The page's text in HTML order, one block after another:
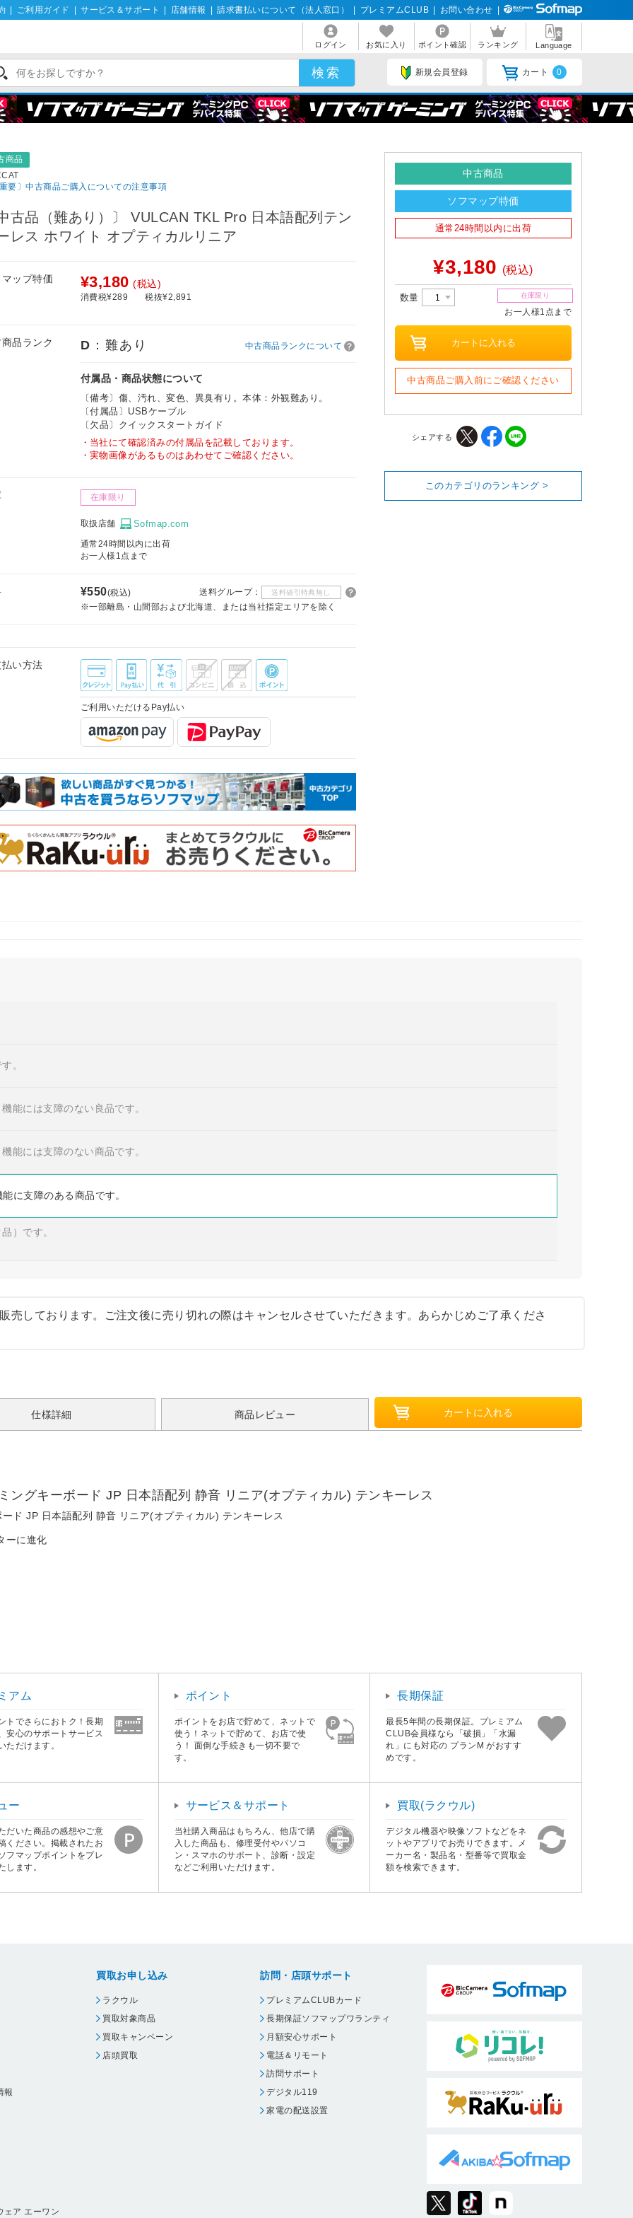
ご利用ガイド サービス＆サポート 店舗情報 請求書払いについて（法人窓口） プレミアムCLUB お問い合わせ
ログイン お気に入り ポイント確認 ランキング Language
新規会員登録 カート 0
商品
要〕中古商品ご購入についての注意事項
古品（難あり）〕 VULCAN TKL Pro 日本語配列テン
レス ホワイト オプティカルリニア
ップ特価 ¥3,180 (税込)
消費税¥289 税抜¥2,891
品ランク D ：難あり 中古商品ランクについて
付属品・商品状態について
〔備考〕傷、汚れ、変色、異臭有り。本体：外観難あり。
〔付属品〕USBケーブル
〔欠品〕クイックスタートガイド
当社にて確認済みの付属品を記載しております。
実物画像があるものはあわせてご確認ください。
在庫限り
取扱店舗 Sofmap.com
通常24時間以内に出荷
お一人様1点まで
¥550(税込) 送料グループ： 送料値引特典無し
※一部離島・山間部および北海道、または当社指定エリアを除く
い方法
ご利用いただけるPay払い
中古商品
ソフマップ特価
通常24時間以内に出荷
¥3,180 (税込)
数量 在庫限り
お一人様1点まで
中古商品ご購入前にご確認ください
シェアする
このカテゴリのランキング >
。
能には支障のない良品です。
能には支障のない商品です。
に支障のある商品です。
）です。
売しております。ご注文後に売り切れの際はキャンセルさせていただきます。あらかじめご了承くださ
仕様詳細 商品レビュー
ングキーボード JP 日本語配列 静音 リニア(オプティカル) テンキーレス
ド JP 日本語配列 静音 リニア(オプティカル) テンキーレス
ーに進化
アム
トでさらにおトク！長期
安心のサポートサービス
ただけます。
ポイント
ポイントをお店で貯めて、ネットで
使う！ネットで貯めて、お店で使
う！ 面倒な手続きも一切不要で
す。
長期保証
最長5年間の長期保証。プレミアム
CLUB会員様なら「破損」「水漏
れ」にも対応の プランM がおすす
めです。
ー
だいた商品の感想やご意
ください。掲載されたお
フマップポイントをプレ
します。
サービス＆サポート
当社購入商品はもちろん、他店で購
入した商品も、修理受付やパソコ
ン・スマホのサポート、診断・設定
などご利用いただけます。
買取(ラクウル)
デジタル機器や映像ソフトなどをネ
ットやアプリでお売りできます。メ
ーカー名・製品名・型番等で買取金
額を検索できます。
報
ェア エーワン
買取お申し込み
ラクウル
買取対象商品
買取キャンペーン
店頭買取
訪問・店頭サポート
プレミアムCLUBカード
長期保証ソフマップワランティ
月額安心サポート
電話＆リモート
訪問サポート
デジタル119
家電の配送設置